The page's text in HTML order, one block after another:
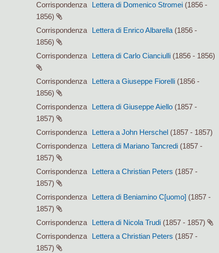
Corrispondenza Lettera di Domenico Stromei (1856 -
1856)
Corrispondenza
Lettera di Enrico Albarella (1856 -
1856)
Corrispondenza
Lettera di Carlo Cianciulli (1856 - 1856)
Corrispondenza Lettera a Giuseppe Fiorelli (1856 -
1856)
Corrispondenza
Lettera di Giuseppe Aiello (1857 -
1857)
Corrispondenza
Lettera a John Herschel (1857 - 1857)
Corrispondenza
Lettera di Mariano Tancredi (1857 -
1857)
Corrispondenza
Lettera a Christian Peters (1857 -
1857)
Corrispondenza
Lettera di Beniamino C[uomo] (1857 -
1857)
Corrispondenza
Lettera di Nicola Trudi (1857 - 1857)
Corrispondenza
Lettera a Christian Peters (1857 -
1857)